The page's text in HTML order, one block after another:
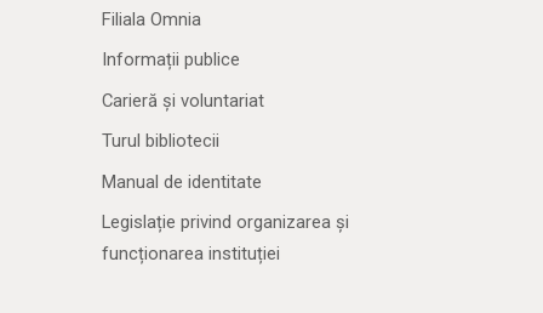
Filiala Omnia
Informații publice
Carieră și voluntariat
Turul bibliotecii
Manual de identitate
Legislație privind organizarea și
funcționarea instituției